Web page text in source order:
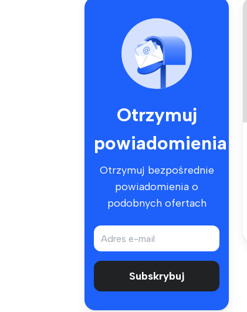
Otrzymuj
powiadomienia
Otrzymuj bezpośrednie
powiadomienia o
podobnych ofertach
Subskrybuj